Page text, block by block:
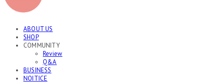
ABOUT US
SHOP
COMMUNITY
Review
Q&A
BUSINESS
NOITICE